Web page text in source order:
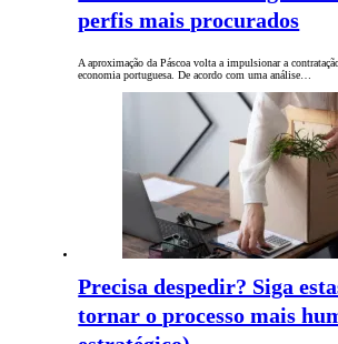
perfis mais procurados
A aproximação da Páscoa volta a impulsionar a
economia portuguesa. De acordo com uma análise…
Precisa despedir? Siga
tornar o processo mais